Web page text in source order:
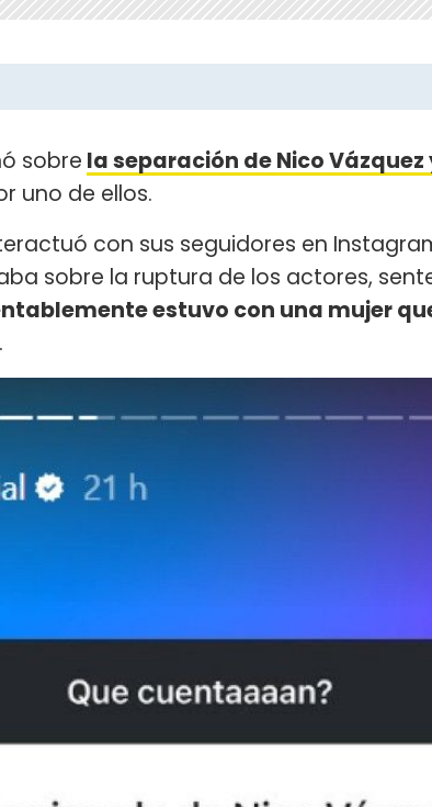
sobre la separación de Nico
uno de ellos.
con sus seguidores en
sobre la ruptura de los actores,
estuvo con una mujer